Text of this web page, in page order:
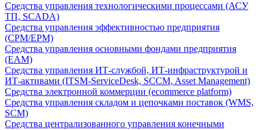
Средства управления технологическими процессами (АСУ
ТП, SCADA)
Средства управления эффективностью предприятия
(CPM/EPM)
Средства управления основными фондами предприятия
(EAM)
Средства управления ИТ-службой, ИТ-инфраструктурой и
ИТ-активами (ITSM-ServiceDesk, SCCM, Asset Management)
Средства электронной коммерции (ecommerce platform)
Средства управления складом и цепочками поставок (WMS,
SCM)
Средства централизованного управления конечными